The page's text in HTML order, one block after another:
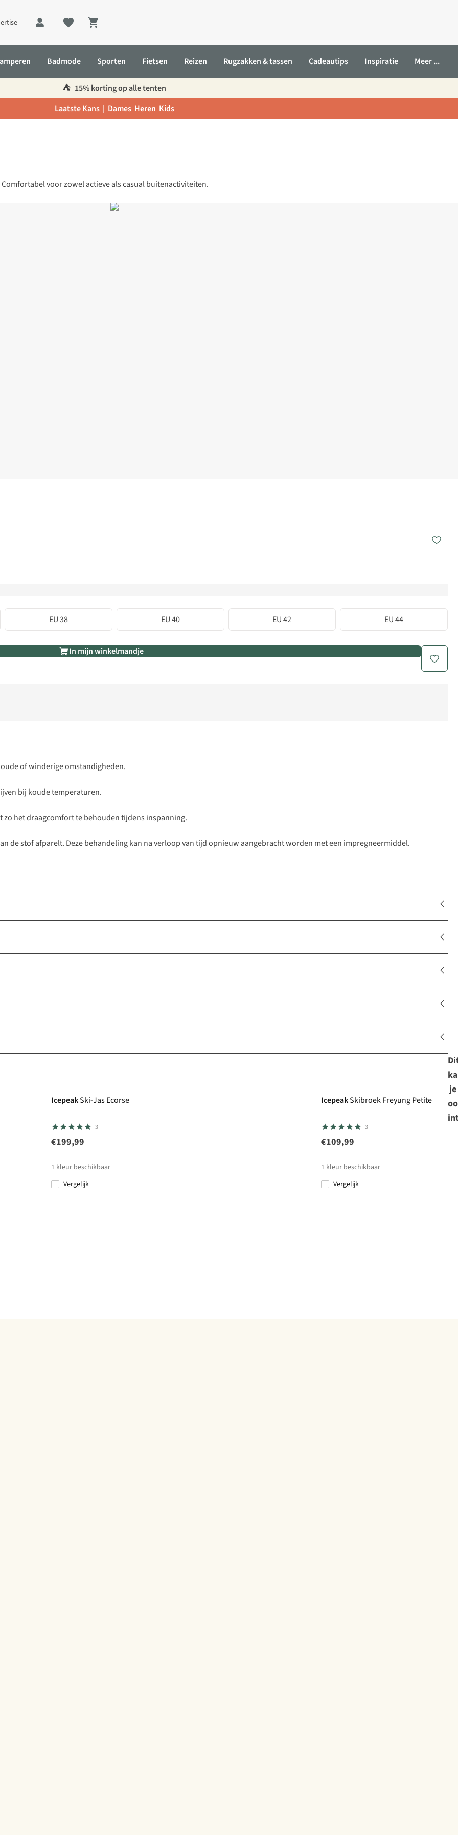
Shopping cart
Badmode Sporten Fietsen Reizen Rugzakken & tassen Cadeautips Inspiratie Meer ...
⛺️ 15% korting op alle tenten
Laatste Kans | Dames Heren Kids
voor zowel actieve als casual buitenactiviteiten.
EU 38 EU 40 EU 42 EU 44
In mijn winkelmandje
of winderige omstandigheden.
bij koude temperaturen.
het draagcomfort te behouden tijdens inspanning.
de stof afparelt. Deze behandeling kan na verloop van tijd opnieuw aangebracht worden met een impregneermiddel.
IcepeakSki-Jas Ecorse
3
€199,99
1 kleur beschikbaar
Vergelijk
IcepeakSkibroek Freyung Petite
3
€109,99
1 kleur beschikbaar
Vergelijk
je